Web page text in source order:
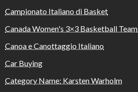
Campionato Italiano di Basket
Canada Women's 3×3 Basketball Team
Canoa e Canottaggio Italiano
Car Buying
Category Name: Karsten Warholm